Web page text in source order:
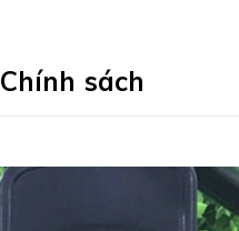
Chính sách